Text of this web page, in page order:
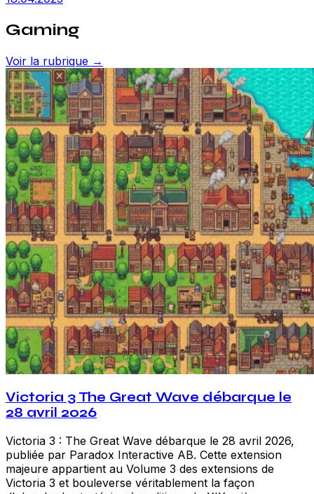
Gaming
Voir la rubrique →
Victoria 3 The Great Wave débarque le
28 avril 2026
Victoria 3 : The Great Wave débarque le 28 avril 2026,
publiée par Paradox Interactive AB. Cette extension
majeure appartient au Volume 3 des extensions de
Victoria 3 et bouleverse véritablement la façon